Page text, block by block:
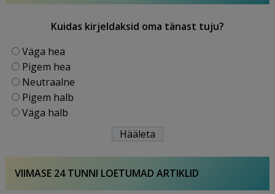
Kuidas kirjeldaksid oma tänast tuju?
Väga hea
Pigem hea
Neutraalne
Pigem halb
Väga halb
VIIMASE 24 TUNNI LOETUMAD ARTIKLID